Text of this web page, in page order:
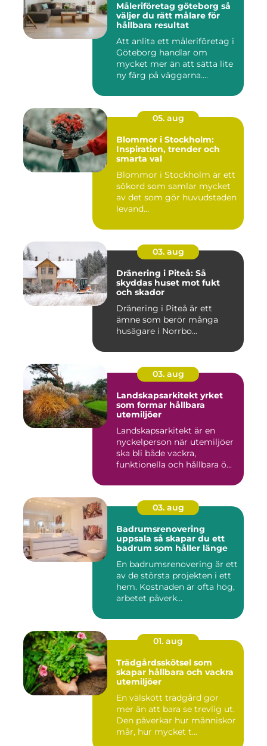
Måleriföretag göteborg så
väljer du rätt målare för
hållbara resultat
Att anlita ett måleriföretag i
Göteborg handlar om
mycket mer än att sätta lite
ny färg på väggarna....
05. aug
Blommor i Stockholm:
Inspiration, trender och
smarta val
Blommor i Stockholm är ett
sökord som samlar mycket
av det som gör huvudstaden
levand...
03. aug
Dränering i Piteå: Så
skyddas huset mot fukt
och skador
Dränering i Piteå är ett
ämne som berör många
husägare i Norrbo...
03. aug
Landskapsarkitekt yrket
som formar hållbara
utemiljöer
Landskapsarkitekt är en
nyckelperson när utemiljöer
ska bli både vackra,
funktionella och hållbara ö...
03. aug
Badrumsrenovering
uppsala så skapar du ett
badrum som håller länge
En badrumsrenovering är ett
av de största projekten i ett
hem. Kostnaden är ofta hög,
arbetet påverk...
01. aug
Trädgårdsskötsel som
skapar hållbara och vackra
utemiljöer
En välskött trädgård gör
mer än att bara se trevlig ut.
Den påverkar hur människor
mår, hur mycket t...